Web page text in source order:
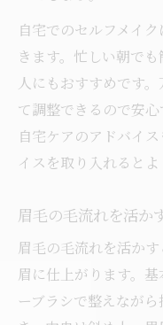
自宅でのセルフメイ
きます。忙しい朝で
人にもおすすめです
て調整できるので安心
自宅ケアのアドバイ
イスを取り入れると
眉毛の毛流れを活か
眉毛の毛流れを活か
眉に仕上がります。
ーブラシで整えなが